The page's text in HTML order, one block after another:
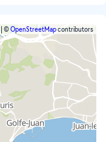
©OpenStreetMapcontributors